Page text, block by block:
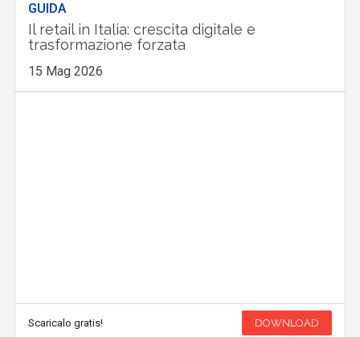
GUIDA
Il retail in Italia: crescita digitale e
trasformazione forzata
15 Mag 2026
Scaricalo gratis! DOWNLOAD